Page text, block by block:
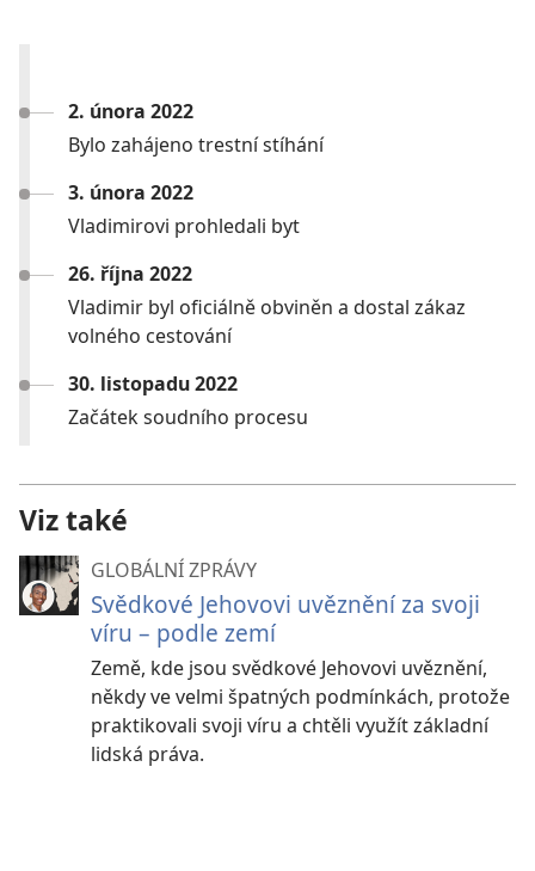
2. února 2022
Bylo zahájeno trestní stíhání
3. února 2022
Vladimirovi prohledali byt
26. října 2022
Vladimir byl oficiálně obviněn a dostal zákaz
volného cestování
30. listopadu 2022
Začátek soudního procesu
Viz také
GLOBÁLNÍ ZPRÁVY
Svědkové Jehovovi uvěznění za svoji
víru – podle zemí
Země, kde jsou svědkové Jehovovi uvěznění,
někdy ve velmi špatných podmínkách, protože
praktikovali svoji víru a chtěli využít základní
lidská práva.